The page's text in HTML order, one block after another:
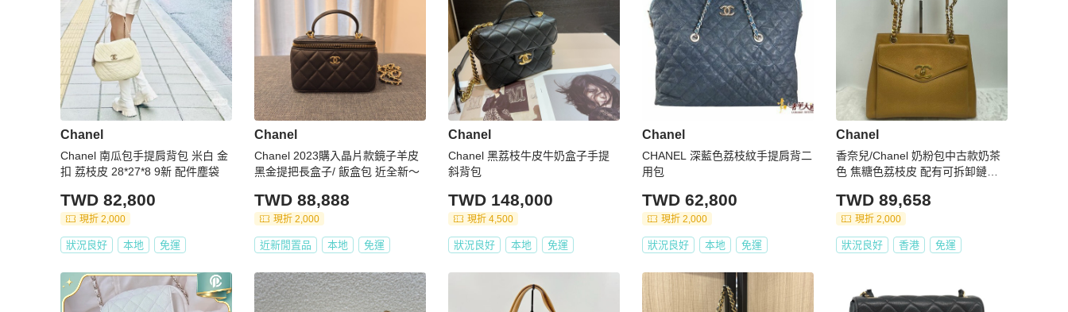
Chanel
Chanel 南瓜包手提肩背包 米白 金
扣 荔枝皮 28*27*8 9新 配件塵袋
TWD 82,800
現折 2,000
狀況良好 本地 免運
Chanel
Chanel 2023購入晶片款鏡子羊皮
黑金提把長盒子/ 飯盒包 近全新～
TWD 88,888
現折 2,000
近新閒置品 本地 免運
Chanel
Chanel 黑荔枝牛皮牛奶盒子手提
斜背包
TWD 148,000
現折 4,500
狀況良好 本地 免運
Chanel
CHANEL 深藍色荔枝紋手提肩背二
用包
TWD 62,800
現折 2,000
狀況良好 本地 免運
Chanel
香奈兒/Chanel 奶粉包中古款奶茶
色 焦糖色荔枝皮 配有可拆卸鏈條
TWD 89,658
現折 2,000
狀況良好 香港 免運